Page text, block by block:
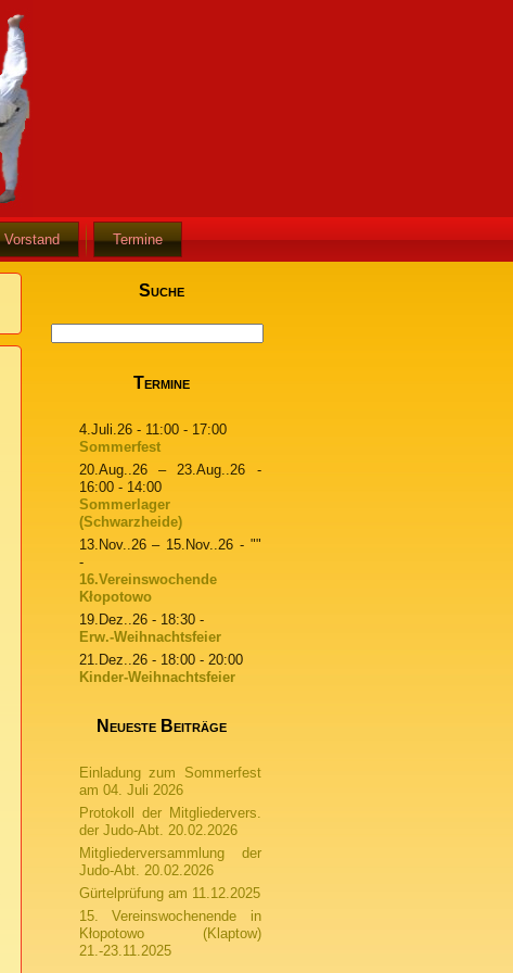
Vorstand Termine
Suche
Termine
4.Juli.26- 11:00 - 17:00
Sommerfest
20.Aug..26
– 23.Aug..26 -
16:00 - 14:00
Sommerlager
(Schwarzheide)
13.Nov..26 – 15.Nov..26 - ""
-
16.Vereinswochende
Kłopotowo
19.Dez..26- 18:30 -
Erw.-Weihnachtsfeier
21.Dez..26- 18:00 - 20:00
Kinder-Weihnachtsfeier
Neueste Beiträge
Einladung zum Sommerfest
am 04. Juli 2026
Protokoll der Mitgliedervers.
der Judo-Abt. 20.02.2026
Mitgliederversammlung der
Judo-Abt. 20.02.2026
Gürtelprüfung am 11.12.2025
15. Vereinswochenende in
Kłopotowo (Klaptow)
21.-23.11.2025